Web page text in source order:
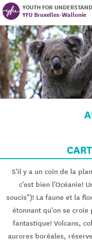
YOUTH FOR
YFU Bruxelles-Wallonie
S'il y a un coin de la
c'est bien l'Océanie!
soucis")! La faune et la
étonnant qu'on se croie
fantastique! Volcans,
aurores boréales,